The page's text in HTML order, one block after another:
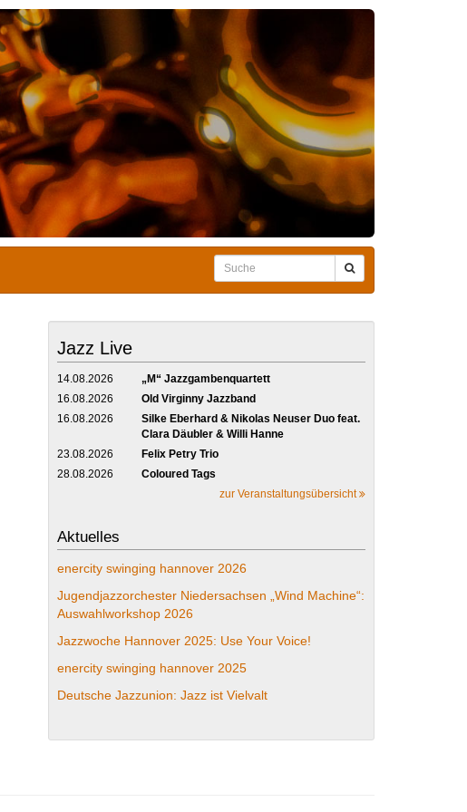
Jazz Live
14.08.2026
„M“ Jazzgambenquartett
16.08.2026
Old Virginny Jazzband
16.08.2026
Silke Eberhard & Nikolas Neuser Duo feat.
Clara Däubler & Willi Hanne
23.08.2026
Felix Petry Trio
28.08.2026
Coloured Tags
zur Veranstaltungsübersicht
Aktuelles
enercity swinging hannover 2026
Jugendjazzorchester Niedersachsen „Wind Machine“:
Auswahlworkshop 2026
Jazzwoche Hannover 2025: Use Your Voice!
enercity swinging hannover 2025
Deutsche Jazzunion: Jazz ist Vielvalt